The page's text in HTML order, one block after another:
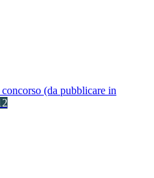
(da pubblicare in